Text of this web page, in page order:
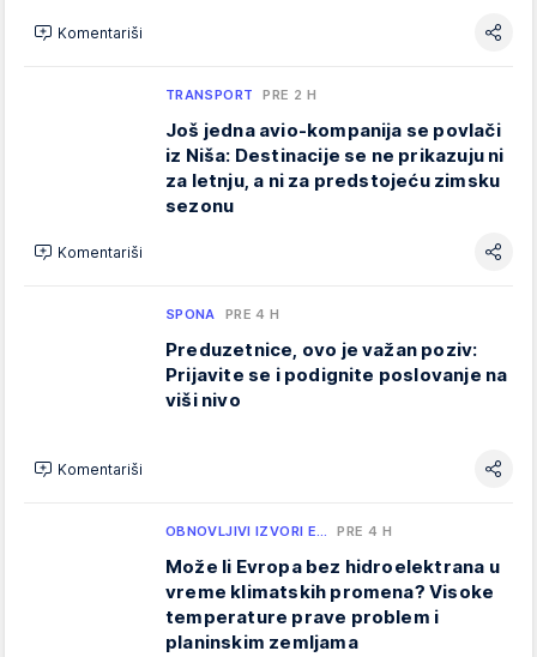
Komentariši
TRANSPORT PRE 2 H
Još jedna avio-kompanija se povlači
iz Niša: Destinacije se ne prikazuju ni
za letnju, a ni za predstojeću zimsku
sezonu
Komentariši
SPONA PRE 4 H
Preduzetnice, ovo je važan poziv:
Prijavite se i podignite poslovanje na
viši nivo
Komentariši
OBNOVLJIVI IZVORI E… PRE 4 H
Može li Evropa bez hidroelektrana u
vreme klimatskih promena? Visoke
temperature prave problem i
planinskim zemljama